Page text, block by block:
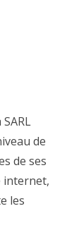
de
de ses
internet,
les